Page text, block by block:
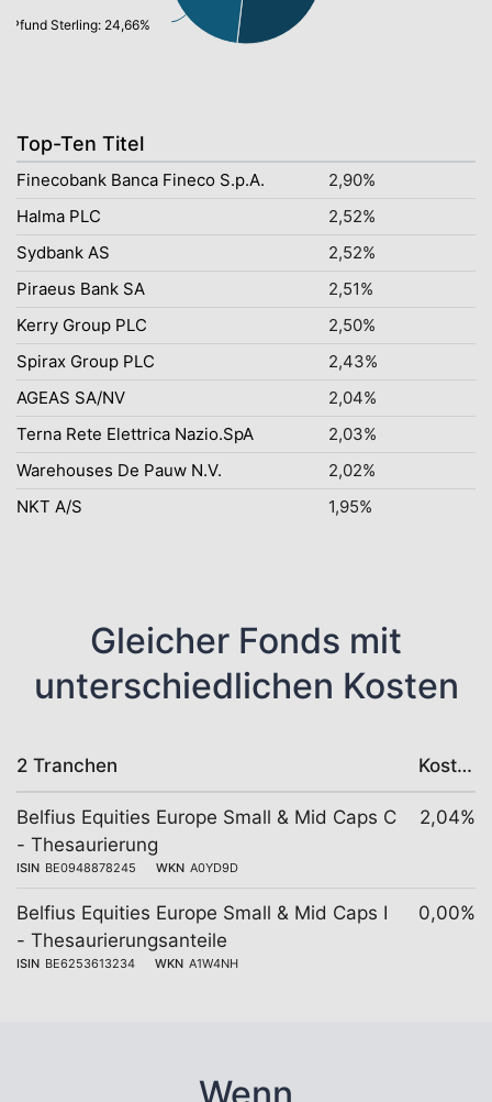
Pfund Sterling: 24,66%
Top-Ten Titel
Finecobank Banca Fineco S.p.A.
2,90%
Halma PLC
2,52%
Sydbank AS
2,52%
Piraeus Bank SA
2,51%
Kerry Group PLC
2,50%
Spirax Group PLC
2,43%
AGEAS SA/NV
2,04%
Terna Rete Elettrica Nazio.SpA
2,03%
Warehouses De Pauw N.V.
2,02%
NKT A/S
1,95%
Gleicher Fonds mit
unterschiedlichen Kosten
2 Tranchen Kosten
Belfius Equities Europe Small & Mid Caps C
- Thesaurierung
ISIN BE0948878245 WKN A0YD9D
2,04%
Belfius Equities Europe Small & Mid Caps I
- Thesaurierungsanteile
ISIN BE6253613234 WKN A1W4NH
0,00%